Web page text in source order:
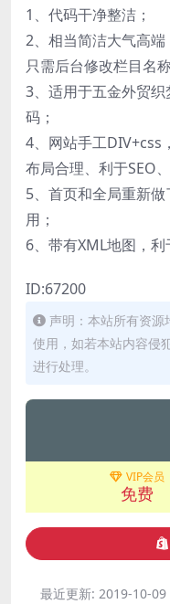
1、代码干净整洁；
2、相当简洁大气高端
只需后台修改栏目名
3、适用于五金外贸
码；
4、网站手工DIV+css
布局合理、利于SEO
5、首页和全局重新
用；
6、带有XML地图，
ID:67200
声明：本站所有资
使用，如若本站内容侵
进行处理。
VIP会员
免费
最近更新: 2019-10-09